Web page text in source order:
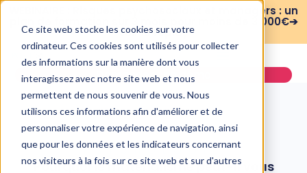
Ce site web stocke les cookies sur votre
ordinateur. Ces cookies sont utilisés pour collecter
des informations sur la manière dont vous
interagissez avec notre site web et nous
permettent de nous souvenir de vous. Nous
utilisons ces informations afin d'améliorer et de
personnaliser votre expérience de navigation, ainsi
que pour les données et les indicateurs concernant
nos visiteurs à la fois sur ce site web et sur d'autres
WEBINAIRE : Risques psychosociaux et managers : un
plan de formation sur 3 mois pour moins de 3 000€➔
voir le replay
Demander une démo
PSYCHOLOGIE
Pourquoi le matérialisme peut-il vous